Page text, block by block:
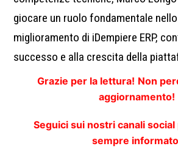
giocare un ruolo fondamentale
miglioramento di iDempiere ERP,
successo e alla crescita della
Grazie per la lettura! Non
aggiornamento!
Seguici sui nostri canali
sempre